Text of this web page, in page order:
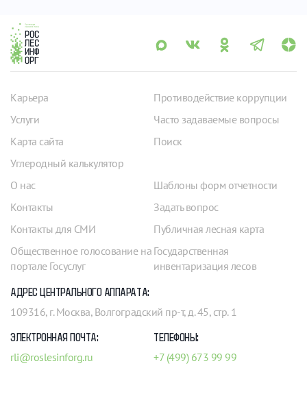
Карьера
Услуги
Карта сайта
Углеродный калькулятор
Противодействие коррупции
Часто задаваемые вопросы
Поиск
О нас
Контакты
Контакты для СМИ
Общественное голосование на
портале Госуслуг
Шаблоны форм отчетности
Задать вопрос
Публичная лесная карта
Государственная
инвентаризация лесов
АДРЕС ЦЕНТРАЛЬНОГО АППАРАТА:
109316, г. Москва, Волгоградский пр-т, д. 45, стр. 1
ЭЛЕКТРОННАЯ ПОЧТА:
rli@roslesinforg.ru
ТЕЛЕФОНЫ:
+7 (499) 673 99 99